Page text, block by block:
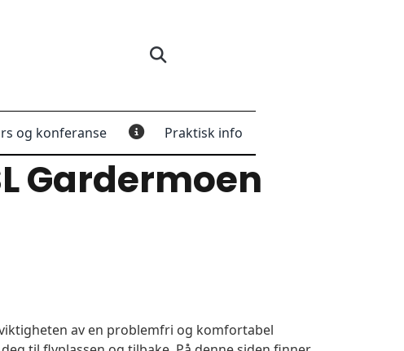
og konferanse Praktisk info
Gardermoen
av en problemfri og komfortabel